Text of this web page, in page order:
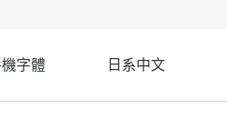
字體 日系中文